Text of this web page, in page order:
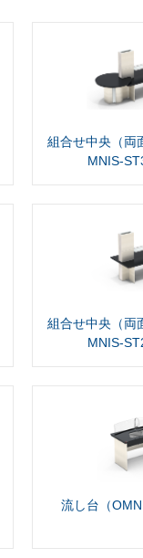
組合せ中央（両
MNIS-
組合せ中央（両
MNIS-
流し台（